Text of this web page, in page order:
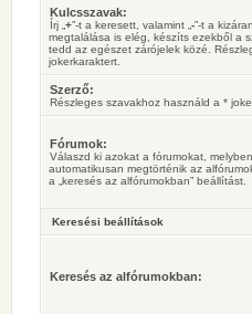
Kulcsszavak:
Írj „ +”-t a keresett, valamint „ -”-t a
megtalálása is elég, készíts ezekből a
tedd az egészet zárójelek közé.
jokerkaraktert.
Szerző:
Részleges szavakhoz használd a *
Fórumok:
Válaszd ki azokat a fórumokat,
automatikusan megtörténik az
a „keresés az alfórumokban” beállítást.
Keresési beállítások
Keresés az alfórumokban: